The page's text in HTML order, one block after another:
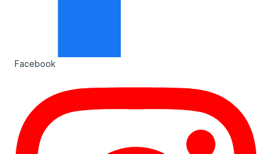
Facebook